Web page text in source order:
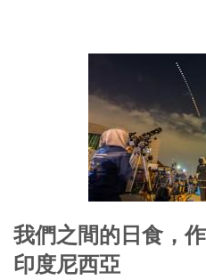
我們之間的日食，
印度尼西亞